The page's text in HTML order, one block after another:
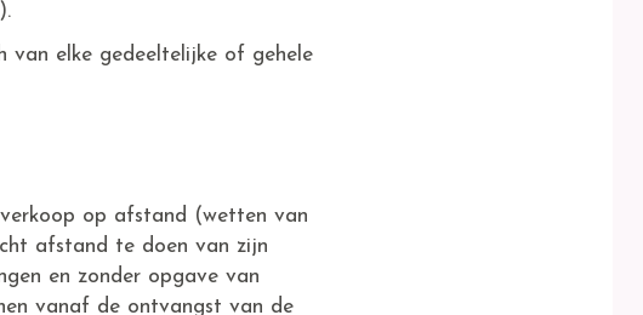
van elke gedeeltelijke of gehele
op afstand (wetten van
afstand te doen van zijn
en zonder opgave van
vanaf de ontvangst van de